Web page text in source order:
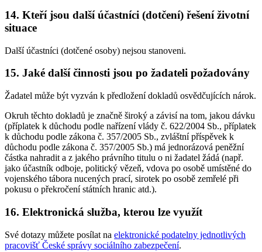
14. Kteří jsou další účastníci (dotčení) řešení životní
situace
Další účastníci (dotčené osoby) nejsou stanoveni.
15. Jaké další činnosti jsou po žadateli požadovány
Žadatel může být vyzván k předložení dokladů osvědčujících nárok.
Okruh těchto dokladů je značně široký a závisí na tom, jakou dávku
(příplatek k důchodu podle nařízení vlády č. 622/2004 Sb., příplatek
k důchodu podle zákona č. 357/2005 Sb., zvláštní příspěvek k
důchodu podle zákona č. 357/2005 Sb.) má jednorázová peněžní
částka nahradit a z jakého právního titulu o ni žadatel žádá (např.
jako účastník odboje, politický vězeň, vdova po osobě umístěné do
vojenského tábora nucených prací, sirotek po osobě zemřelé při
pokusu o překročení státních hranic atd.).
16. Elektronická služba, kterou lze využít
Své dotazy můžete posílat na elektronické podatelny jednotlivých
pracovišť České správy sociálního zabezpečení.